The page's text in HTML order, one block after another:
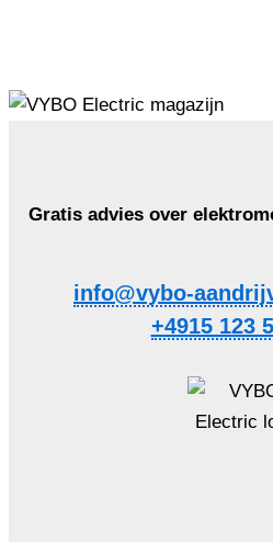
Gratis advies over
info@vybo-
+4915 123